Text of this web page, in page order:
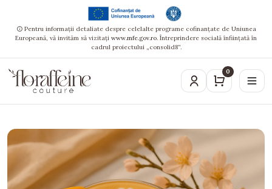
Pentru informații detaliate despre celelalte programe cofinanțate de Uniunea
Europeană, vă invităm să vizitați www.mfe.gov.ro. Întreprindere socială înființată în
cadrul proiectului „consolid8”.
0